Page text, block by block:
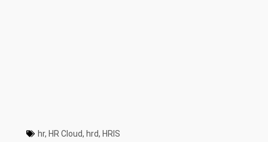
hr, HR Cloud, hrd, HRIS